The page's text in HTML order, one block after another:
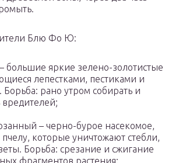
Блю Фо Ю:
большие яркие зелено-золотистые
лепестками, пестиками и
рано утром собирать и
вредителей;
– черно-бурое насекомое,
которые уничтожают стебли,
Борьба: срезание и сжигание
фрагментов растения;